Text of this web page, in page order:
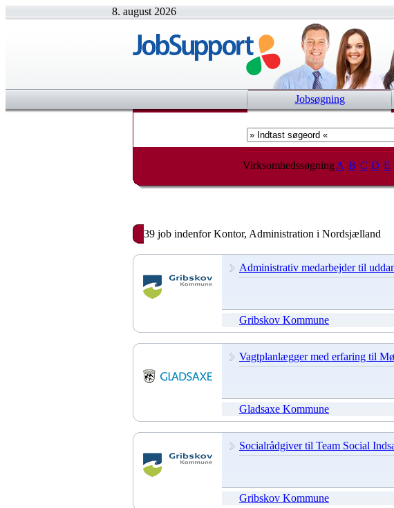
8. august 2026
Jobsøgning
Virksomhedssøgning A B C D E
39 job indenfor Kontor, Administration i Nordsjælland
Administrativ medarbejder til
Gribskov Kommune
Vagtplanlægger med erfaring til
Gladsaxe Kommune
Socialrådgiver til Team Social
Gribskov Kommune